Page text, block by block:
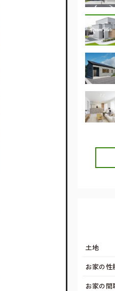
土地
お家の性
お家の間